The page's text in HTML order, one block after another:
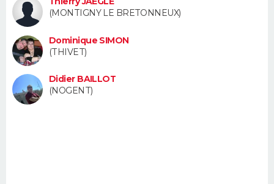
S'inscrire
Se connecter
Lycées
Collèges
Primaires
Universités
Entreprises
Service militaire
Avis de recherche
AVIS DE DÉCÈS
FORUM
Bricolage
Lifestyle
Culture
Sport
Auto
Television
Voyage
Cinema
(MONTIGNY LE BRETONNEUX)
Dominique SIMON
(THIVET)
Didier BAILLOT
(NOGENT)